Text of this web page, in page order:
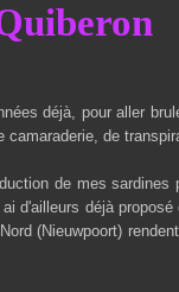
déjà, pour aller
camaraderie, de
de mes sardines
d'ailleurs déjà
(Nieuwpoort)